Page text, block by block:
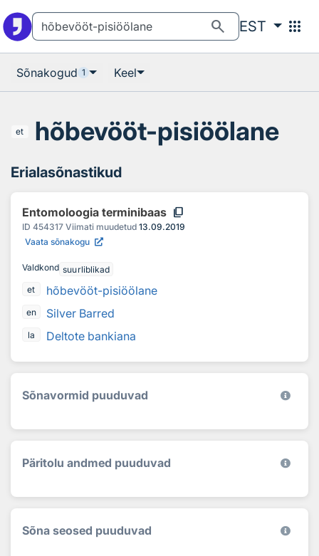
search EST apps
Sõnakogud 1 Keel
et hõbevööt-pisiöölane
Erialasõnastikud
Entomoloogia terminibaas content_copy
ID 454317 Viimati muudetud 13.09.2019
Vaata sõnakogu
Valdkond suurliblikad
et
hõbevööt-pisiöölane
en Silver Barred
la Deltote bankiana
Sõnavormid puuduvad
Päritolu andmed puuduvad
Sõna seosed puuduvad